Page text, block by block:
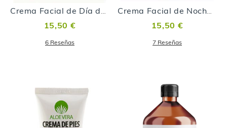
Crema Facial de Día de Malvasía Volcánica
15,50 €
6 Reseñas
Crema Facial de Noche de Malvasía Volcánica
15,50 €
7 Reseñas